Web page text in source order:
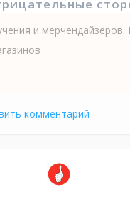
и мерчендайзеров.
комментарий